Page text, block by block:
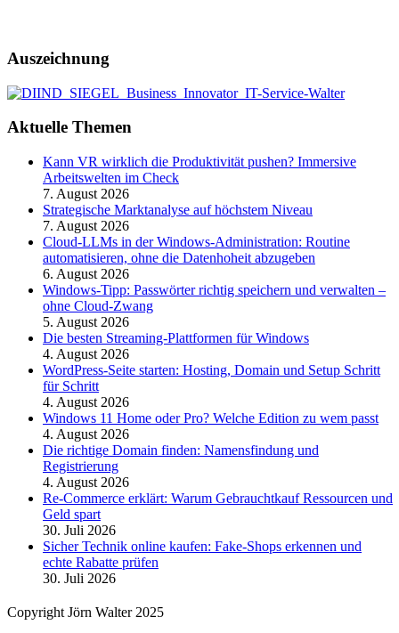
Auszeichnung
Aktuelle Themen
Kann VR wirklich die Produktivität pushen? Immersive
Arbeitswelten im Check
7. August 2026
Strategische Marktanalyse auf höchstem Niveau
7. August 2026
Cloud-LLMs in der Windows-Administration: Routine
automatisieren, ohne die Datenhoheit abzugeben
6. August 2026
Windows-Tipp: Passwörter richtig speichern und verwalten –
ohne Cloud-Zwang
5. August 2026
Die besten Streaming-Plattformen für Windows
4. August 2026
WordPress-Seite starten: Hosting, Domain und Setup Schritt
für Schritt
4. August 2026
Windows 11 Home oder Pro? Welche Edition zu wem passt
4. August 2026
Die richtige Domain finden: Namensfindung und
Registrierung
4. August 2026
Re-Commerce erklärt: Warum Gebrauchtkauf Ressourcen und
Geld spart
30. Juli 2026
Sicher Technik online kaufen: Fake-Shops erkennen und
echte Rabatte prüfen
30. Juli 2026
Copyright Jörn Walter 2025